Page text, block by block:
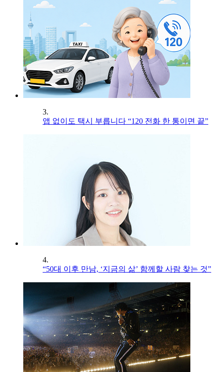
3.
앱 없이도 택시 부릅니다 “120 전화 한 통이면 끝”
4.
“50대 이후 만남, ‘지금의 삶’ 함께할 사람 찾는 것”